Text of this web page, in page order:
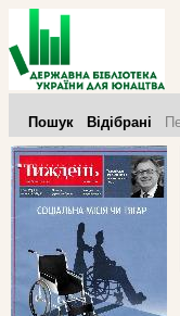
Пошук Відібрані